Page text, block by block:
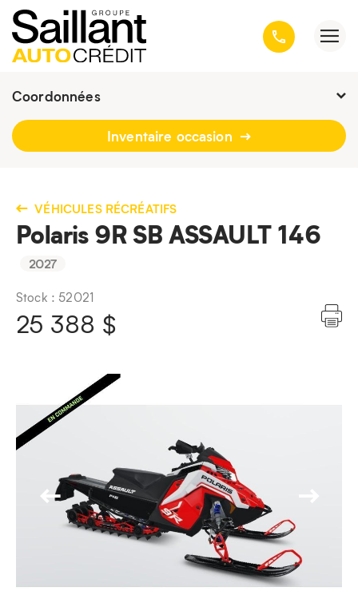
Coordonnées
Fermé : Ouverture-
418 659-6431
Inventaire occasion
VÉHICULES RÉCRÉATIFS
Polaris 9R SB ASSAULT 146
2027
Stock : 52021
25 388 $